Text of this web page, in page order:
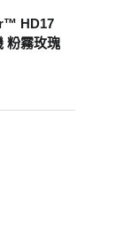
HD17
粉霧玫瑰